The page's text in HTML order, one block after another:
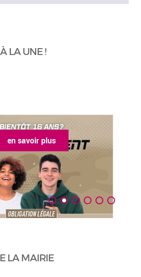
LA UNE !
en savoir plus
LA MAIRIE